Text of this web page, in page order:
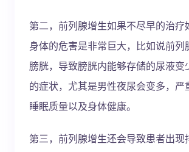
第二，前列腺增生如果不尽早的治疗
身体的危害是非常巨大，比如说前列
膀胱，导致膀胱内能够存储的尿液变
的症状，尤其是男性夜尿会变多，严
睡眠质量以及身体健康。
第三，前列腺增生还会导致患者出现